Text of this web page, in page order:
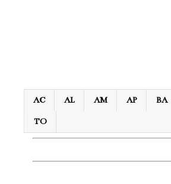
AC AL AM AP BA
TO